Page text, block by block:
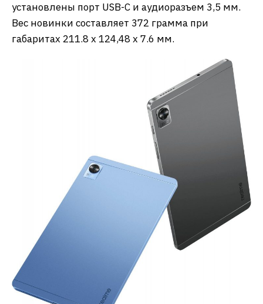
установлены порт USB-C и аудиоразъем 3,5 мм.
Вес новинки составляет 372 грамма при
габаритах 211.8 x 124,48 x 7.6 мм.